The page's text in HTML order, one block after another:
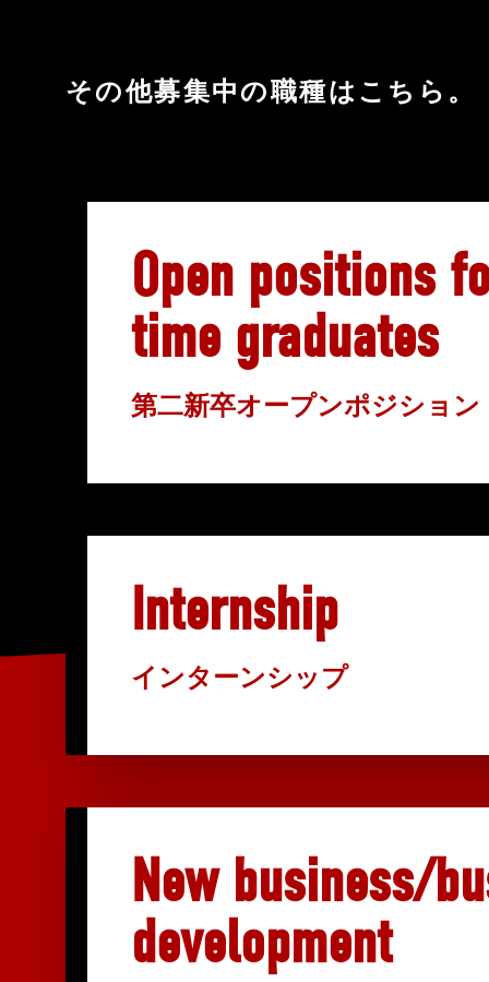
その他募集中の職種はこちら。
Open positions
time graduates
第二新卒オープンポジション
Internship
インターンシップ
New business/
development